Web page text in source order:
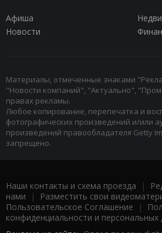
Афиша
Новости
Материалы, отмеченные знаками
"Новости компаний", "Актуально",
правах рекламы.
Любое копирование, перепечатка и
фотографических произведений и/или
произведений правообладателя Getty
запрещено.
Наши контакты и схема проезда |
нами | Разместить свои
Пользовательское Соглашение |
конфиденциальности и персональных